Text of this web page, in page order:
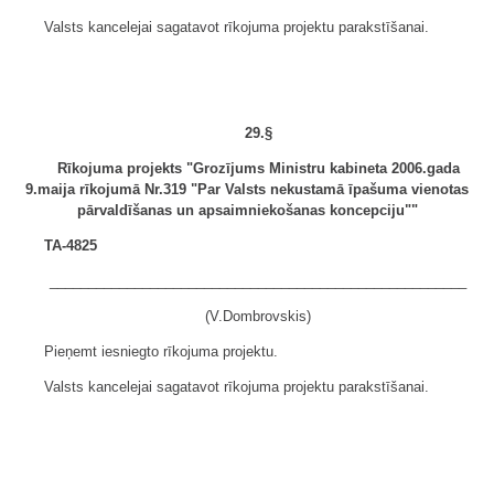
Valsts kancelejai sagatavot rīkojuma projektu parakstīšanai.
29.§
Rīkojuma projekts "Grozījums Ministru kabineta 2006.gada
9.maija rīkojumā Nr.319 "Par Valsts nekustamā īpašuma vienotas
pārvaldīšanas un apsaimniekošanas koncepciju""
TA-4825
(V.Dombrovskis)
Pieņemt iesniegto rīkojuma projektu.
Valsts kancelejai sagatavot rīkojuma projektu parakstīšanai.